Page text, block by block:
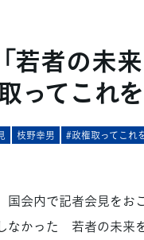
若者の未
ってこれ
枝野幸男 #政権取ってこれ
会内で記者会見をお
なかった 若者の未来